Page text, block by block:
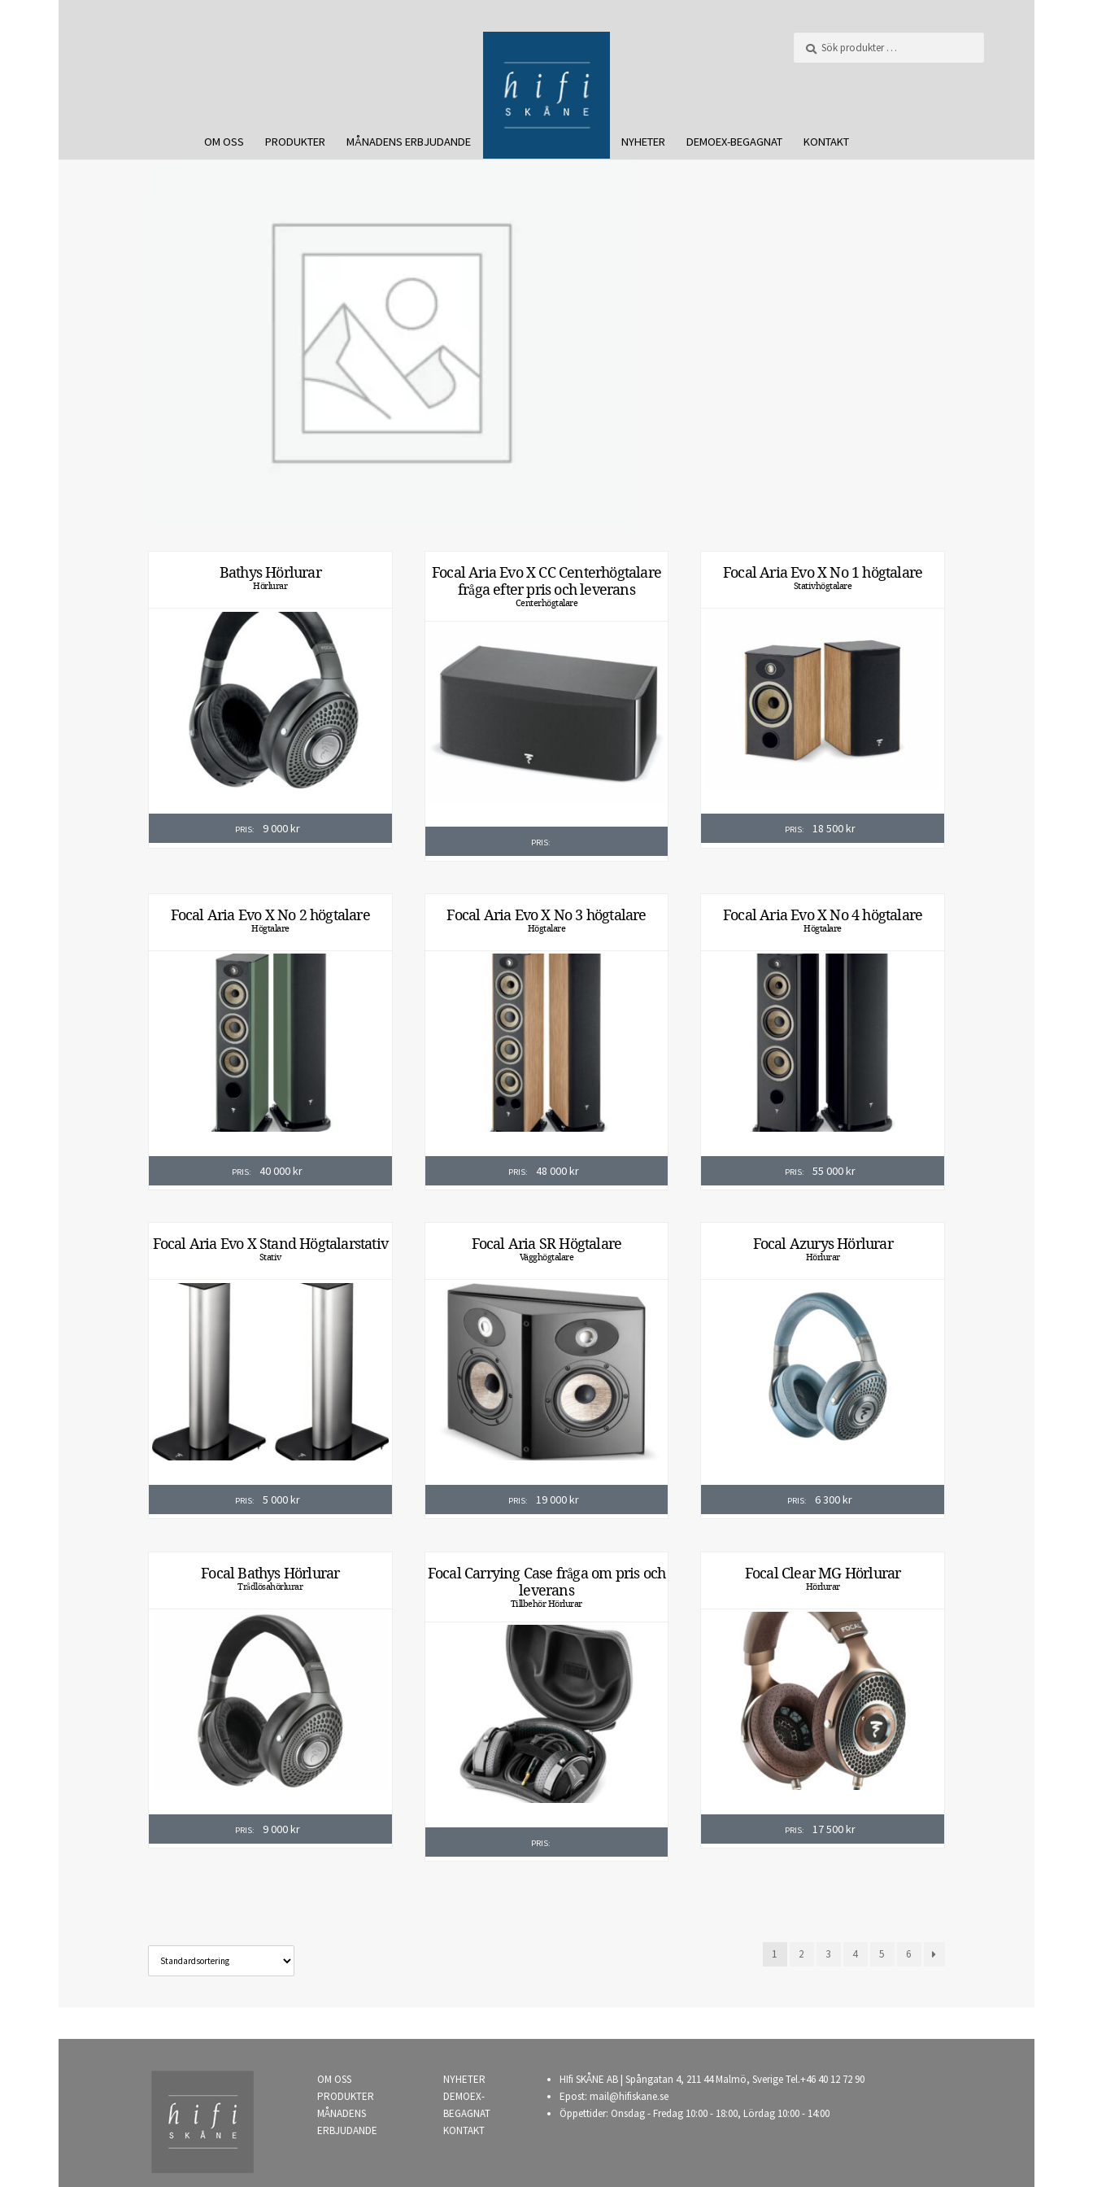
OM OSS PRODUKTER MÅNADENS ERBJUDANDE NYHETER DEMOEX-BEGAGNAT KONTAKT
Bathys Hörlurar
Hörlurar
PRIS: 9 000kr
Focal Aria Evo X CC Centerhögtalare
fråga efter pris och leverans
Centerhögtalare
PRIS:
Focal Aria Evo X No 1 högtalare
Stativhögtalare
PRIS: 18 500kr
Focal Aria Evo X No 2 högtalare
Högtalare
PRIS: 40 000kr
Focal Aria Evo X No 3 högtalare
Högtalare
PRIS: 48 000kr
Focal Aria Evo X No 4 högtalare
Högtalare
PRIS: 55 000kr
Focal Aria Evo X Stand Högtalarstativ
Stativ
PRIS: 5 000kr
Focal Aria SR Högtalare
Vägghögtalare
PRIS: 19 000kr
Focal Azurys Hörlurar
Hörlurar
PRIS: 6 300kr
Focal Bathys Hörlurar
Trådlösahörlurar
PRIS: 9 000kr
Focal Carrying Case fråga om pris och
leverans
Tillbehör Hörlurar
PRIS:
Focal Clear MG Hörlurar
Hörlurar
PRIS: 17 500kr
1 2 3 4 5 6
OM OSS
PRODUKTER
MÅNADENS
ERBJUDANDE
NYHETER
DEMOEX-
BEGAGNAT
KONTAKT
HIfi SKÅNE AB | Spångatan 4, 211 44 Malmö, Sverige Tel.+46 40 12 72 90
Epost: mail@hifiskane.se
Öppettider: Onsdag - Fredag 10:00 - 18:00, Lördag 10:00 - 14:00